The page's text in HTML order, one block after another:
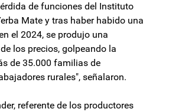
de funciones del Instituto
Mate y tras haber habido una
el 2024, se produjo una
los precios, golpeando la
de 35.000 familias de
rurales", señalaron.
referente de los productores